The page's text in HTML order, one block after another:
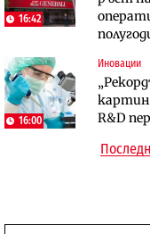
16:42
16:00
Иновации
R&D
че
10:12
център